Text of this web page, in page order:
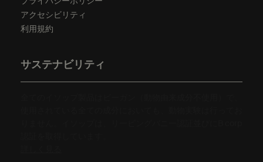
アクセシビリティ
利用規約
サステナビリティ